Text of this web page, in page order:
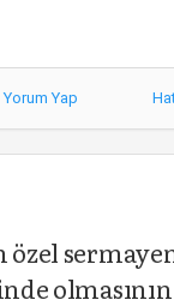
Yorum Yap
özel